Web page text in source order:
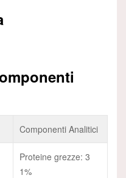
Componenti Analitici
Proteine grezze: 3
1%